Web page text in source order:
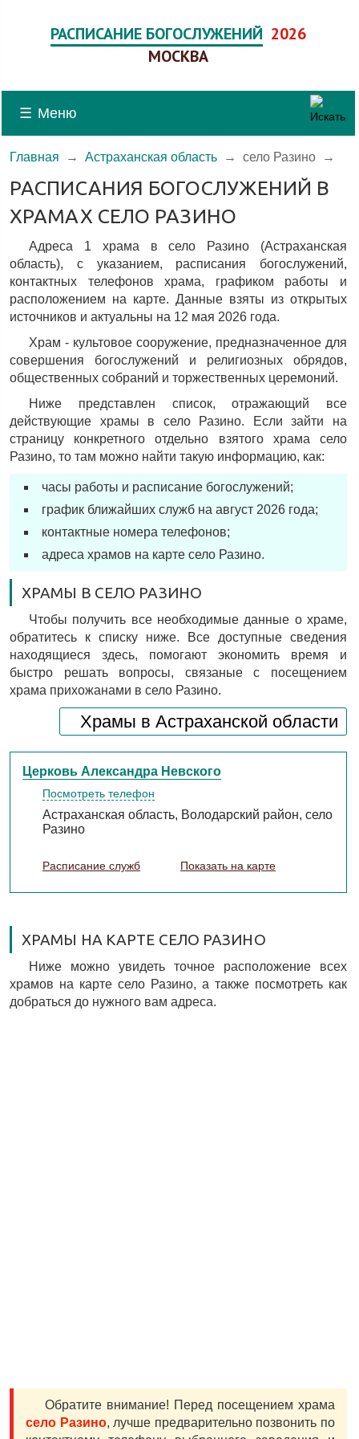
РАСПИСАНИЕ БОГОСЛУЖЕНИЙ 2026
МОСКВА
☰ Меню
Главная → Астраханская область → село Разино →
РАСПИСАНИЯ БОГОСЛУЖЕНИЙ В
ХРАМАХ СЕЛО РАЗИНО
Адреса 1 храма в село Разино (Астраханская
область), c указанием, расписания богослужений,
контактных телефонов храма, графиком работы и
расположением на карте. Данные взяты из открытых
источников и актуальны на 12 мая 2026 года.
Храм - культовое сооружение, предназначенное для
совершения богослужений и религиозных обрядов,
общественных собраний и торжественных церемоний.
Ниже представлен список, отражающий все
действующие храмы в село Разино. Если зайти на
страницу конкретного отдельно взятого храма село
Разино, то там можно найти такую информацию, как:
часы работы и расписание богослужений;
график ближайших служб на август 2026 года;
контактные номера телефонов;
адреса храмов на карте село Разино.
ХРАМЫ В СЕЛО РАЗИНО
Чтобы получить все необходимые данные о храме,
обратитесь к списку ниже. Все доступные сведения
находящиеся здесь, помогают экономить время и
быстро решать вопросы, связаные с посещением
храма прихожанами в село Разино.
Храмы в Астраханской области
Церковь Александра Невского
Посмотреть телефон
Астраханская область, Володарский район, село
Разино
Расписание служб Показать на карте
ХРАМЫ НА КАРТЕ СЕЛО РАЗИНО
Ниже можно увидеть точное расположение всех
храмов на карте село Разино, а также посмотреть как
добраться до нужного вам адреса.
Обратите внимание! Перед посещением храма
село Разино, лучше предварительно позвонить по